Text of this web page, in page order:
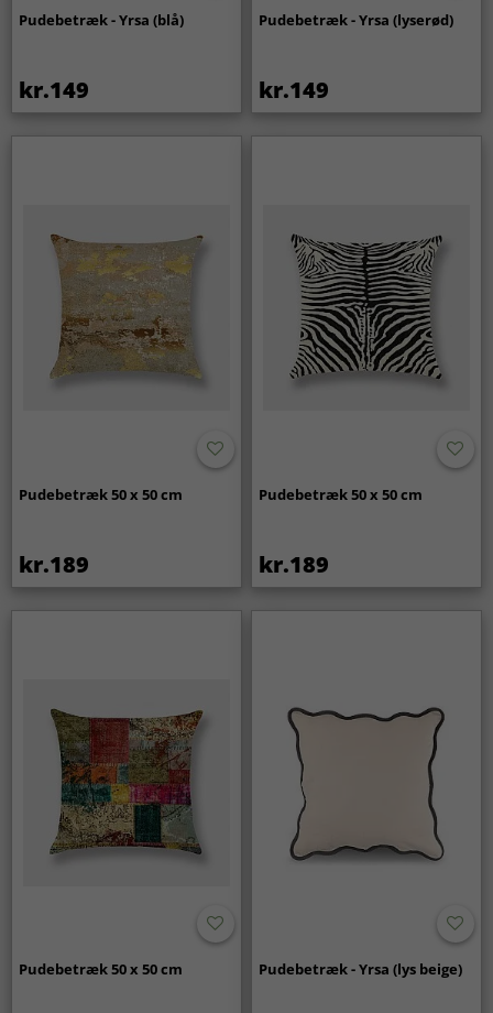
Pudebetræk - Yrsa (blå)
kr.149
Pudebetræk - Yrsa (lyserød)
kr.149
Pudebetræk 50 x 50 cm
kr.189
Pudebetræk 50 x 50 cm
kr.189
Pudebetræk 50 x 50 cm Pudebetræk - Yrsa (lys beige)